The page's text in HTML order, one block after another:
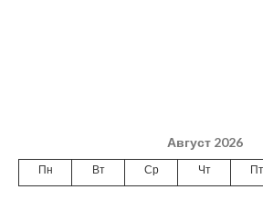
Август 2026
Пн Вт Ср Чт Пт